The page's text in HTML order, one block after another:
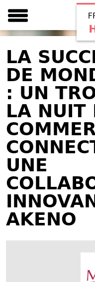
LA
DE
: UN
LA NUIT
UNE
AKENO